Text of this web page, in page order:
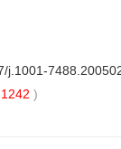
j.1001-
1242 )